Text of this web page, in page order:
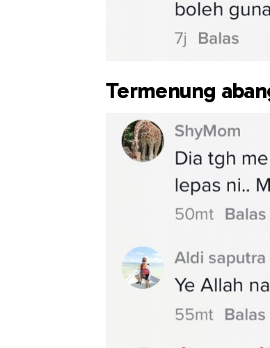
Termenung